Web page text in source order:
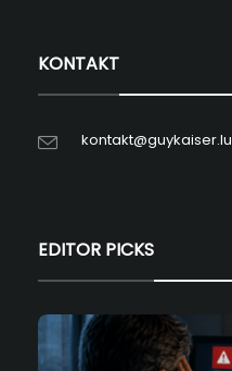
KONTAKT
kontakt@guykaiser.lu
EDITOR PICKS